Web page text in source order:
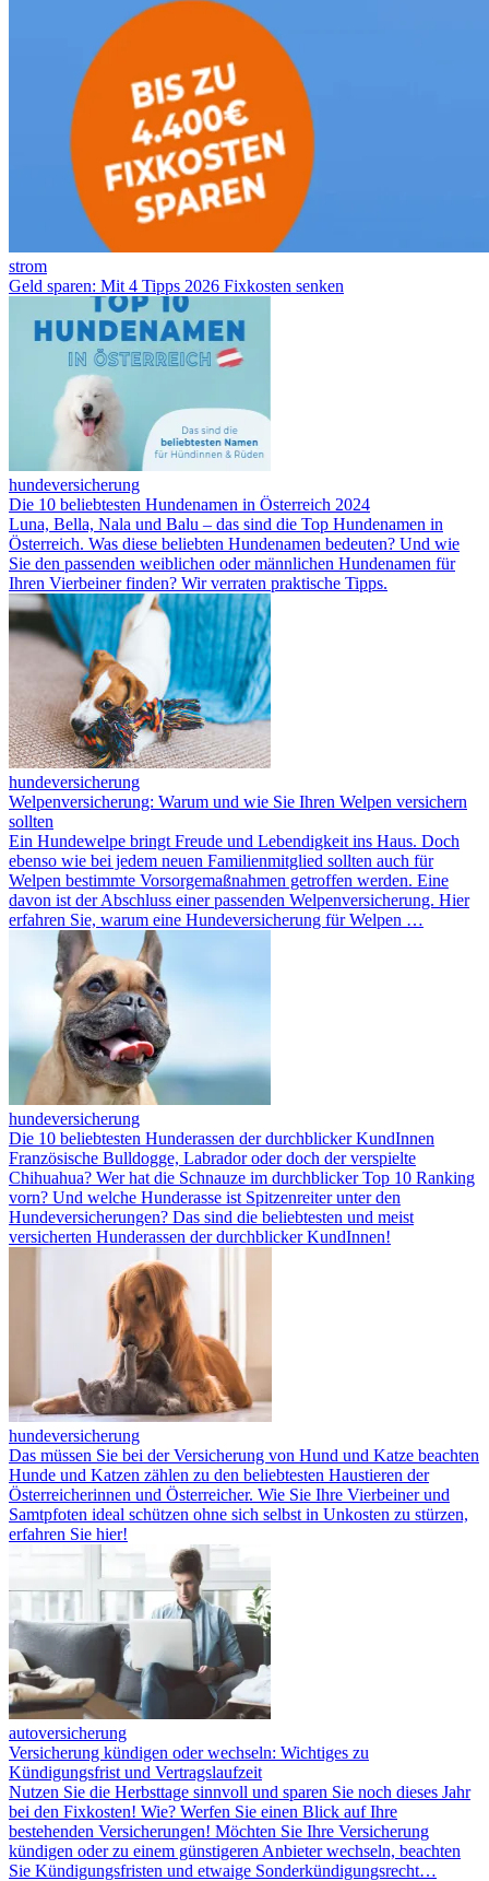
strom
Geld sparen: Mit 4 Tipps 2026 Fixkosten senken
hundeversicherung
Die 10 beliebtesten Hundenamen in Österreich 2024
Luna, Bella, Nala und Balu – das sind die Top Hundenamen in
Österreich. Was diese beliebten Hundenamen bedeuten? Und wie
Sie den passenden weiblichen oder männlichen Hundenamen für
Ihren Vierbeiner finden? Wir verraten praktische Tipps.
hundeversicherung
Welpenversicherung: Warum und wie Sie Ihren Welpen versichern
sollten
Ein Hundewelpe bringt Freude und Lebendigkeit ins Haus. Doch
ebenso wie bei jedem neuen Familienmitglied sollten auch für
Welpen bestimmte Vorsorgemaßnahmen getroffen werden. Eine
davon ist der Abschluss einer passenden Welpenversicherung. Hier
erfahren Sie, warum eine Hundeversicherung für Welpen …
hundeversicherung
Die 10 beliebtesten Hunderassen der durchblicker KundInnen
Französische Bulldogge, Labrador oder doch der verspielte
Chihuahua? Wer hat die Schnauze im durchblicker Top 10 Ranking
vorn? Und welche Hunderasse ist Spitzenreiter unter den
Hundeversicherungen? Das sind die beliebtesten und meist
versicherten Hunderassen der durchblicker KundInnen!
hundeversicherung
Das müssen Sie bei der Versicherung von Hund und Katze beachten
Hunde und Katzen zählen zu den beliebtesten Haustieren der
Österreicherinnen und Österreicher. Wie Sie Ihre Vierbeiner und
Samtpfoten ideal schützen ohne sich selbst in Unkosten zu stürzen,
erfahren Sie hier!
autoversicherung
Versicherung kündigen oder wechseln: Wichtiges zu
Kündigungsfrist und Vertragslaufzeit
Nutzen Sie die Herbsttage sinnvoll und sparen Sie noch dieses Jahr
bei den Fixkosten! Wie? Werfen Sie einen Blick auf Ihre
bestehenden Versicherungen! Möchten Sie Ihre Versicherung
kündigen oder zu einem günstigeren Anbieter wechseln, beachten
Sie Kündigungsfristen und etwaige Sonderkündigungsrecht…